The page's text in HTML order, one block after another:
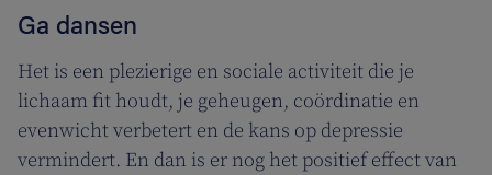
Ga dansen
Het is een plezierige en sociale activiteit die je
lichaam fit houdt, je geheugen, coördinatie en
evenwicht verbetert en de kans op depressie
vermindert. En dan is er nog het positief effect van